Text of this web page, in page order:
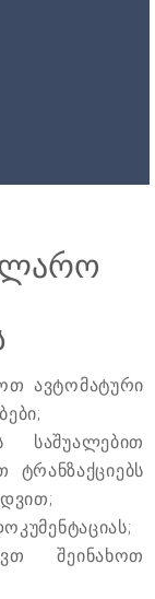
ავტომატური
საშუალებით
შეინახოთ